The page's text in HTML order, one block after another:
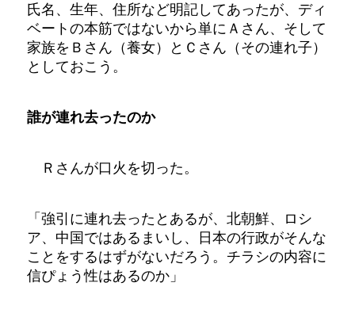
氏名、生年、住所など明記してあったが、ディ
ベートの本筋ではないから単にＡさん、そして
家族をＢさん（養女）とＣさん（その連れ子）
としておこう。
誰が連れ去ったのか
Ｒさんが口火を切った。
「強引に連れ去ったとあるが、北朝鮮、ロシ
ア、中国ではあるまいし、日本の行政がそんな
ことをするはずがないだろう。チラシの内容に
信ぴょう性はあるのか」